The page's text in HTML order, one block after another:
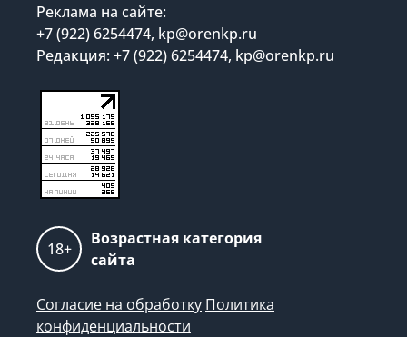
Реклама на сайте:
+7 (922) 6254474, kp@orenkp.ru
Редакция: +7 (922) 6254474, kp@orenkp.ru
18+
Возрастная категория
сайта
Согласие на обработку Политика
конфиденциальности